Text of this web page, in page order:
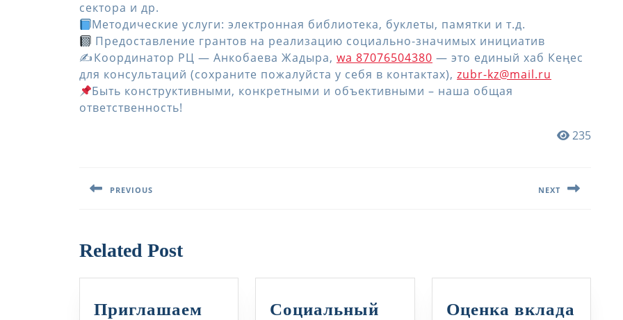
сектора и др.
Методические услуги: электронная библиотека, буклеты, памятки и т.д.
Предоставление грантов на реализацию социально-значимых инициатив
✍️️Координатор РЦ — Анкобаева Жадыра, wa 87076504380 — это единый хаб Кеңес
для консультаций (сохраните пожалуйста у себя в контактах), zubr-kz@mail.ru
Быть конструктивными, конкретными и объективными – наша общая
ответственность!
235
по
PREVIOUS NEXT
Related Post
Приглашаем
Социальный
Оценка вклада